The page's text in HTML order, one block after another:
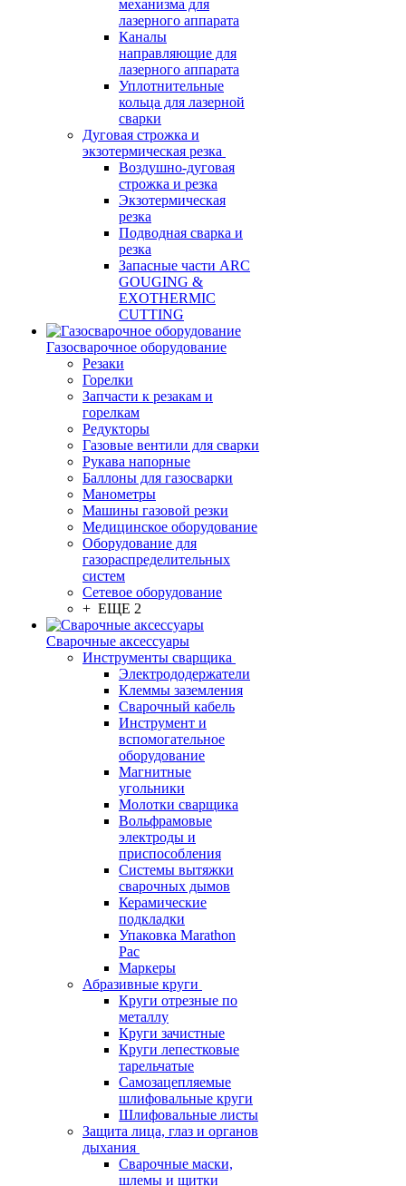
механизма для
лазерного аппарата
Каналы
направляющие для
лазерного аппарата
Уплотнительные
кольца для лазерной
сварки
Дуговая строжка и
экзотермическая резка
Воздушно-дуговая
строжка и резка
Экзотермическая
резка
Подводная сварка и
резка
Запасные части ARC
GOUGING &
EXOTHERMIC
CUTTING
Газосварочное оборудование
Резаки
Горелки
Запчасти к резакам и
горелкам
Редукторы
Газовые вентили для сварки
Рукава напорные
Баллоны для газосварки
Манометры
Машины газовой резки
Медицинское оборудование
Оборудование для
газораспределительных
систем
Сетевое оборудование
+ ЕЩЕ 2
Сварочные аксессуары
Инструменты сварщика
Электрододержатели
Клеммы заземления
Сварочный кабель
Инструмент и
вспомогательное
оборудование
Магнитные
угольники
Молотки сварщика
Вольфрамовые
электроды и
приспособления
Системы вытяжки
сварочных дымов
Керамические
подкладки
Упаковка Marathon
Pac
Маркеры
Абразивные круги
Круги отрезные по
металлу
Круги зачистные
Круги лепестковые
тарельчатые
Самозацепляемые
шлифовальные круги
Шлифовальные листы
Защита лица, глаз и органов
дыхания
Сварочные маски,
шлемы и щитки